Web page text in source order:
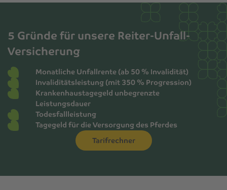
5 Gründe für unsere Reiter-Unfall-
Versicherung
Monatliche Unfallrente (ab 50 % Invalidität)
Invaliditätsleistung (mit 350 % Progression)
Krankenhaustagegeld unbegrenzte
Leistungsdauer
Todesfallleistung
Tagegeld für die Versorgung des Pferdes
Tarifrechner